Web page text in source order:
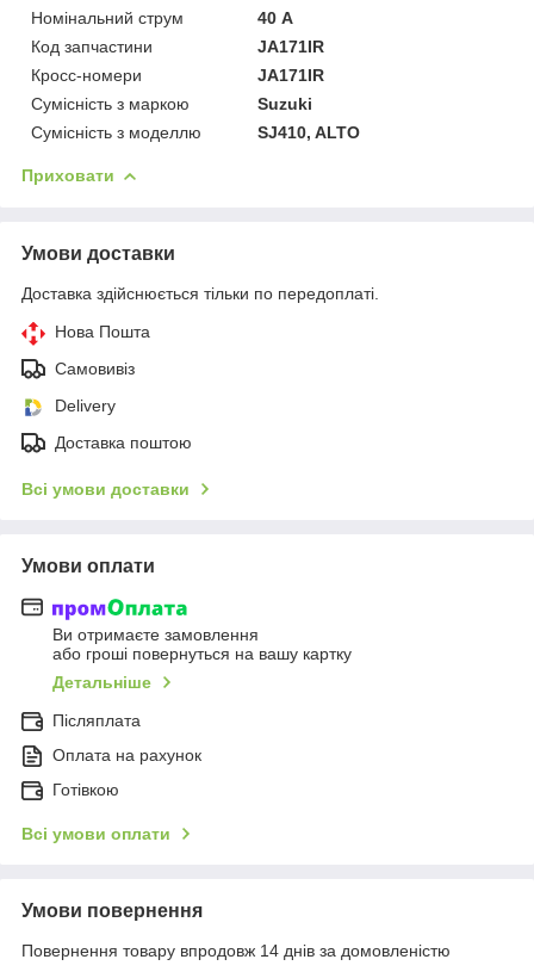
Номінальний струм
40 А
Код запчастини
JA171IR
Кросс-номери
JA171IR
Сумісність з маркою
Suzuki
Сумісність з моделлю
SJ410, ALTO
Приховати
Умови доставки
Доставка здійснюється тільки по передоплаті.
Нова Пошта
Самовивіз
Delivery
Доставка поштою
Всі умови доставки
Умови оплати
Ви отримаєте замовлення
або гроші повернуться на вашу картку
Детальніше
Післяплата
Оплата на рахунок
Готівкою
Всі умови оплати
Умови повернення
Повернення товару впродовж 14 днів за домовленістю